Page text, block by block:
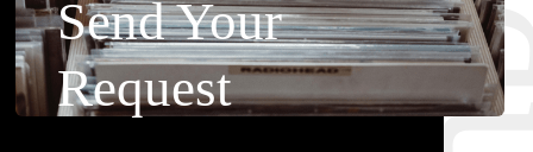
Send Your
Request